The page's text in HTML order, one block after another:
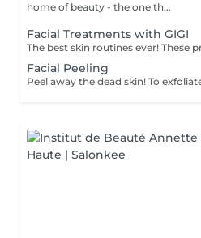
home of beauty - the one th...
Facial Treatments with GIGI
Facial Peeling